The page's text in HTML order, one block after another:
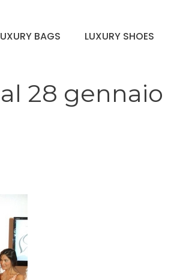
BAGS LUXURY SHOES
28 gennaio